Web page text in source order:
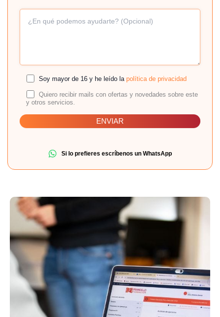
Soy mayor de 16 y he leído la política de privacidad
Quiero recibir mails con ofertas y novedades sobre este
y otros servicios.
Si lo prefieres escríbenos un WhatsApp